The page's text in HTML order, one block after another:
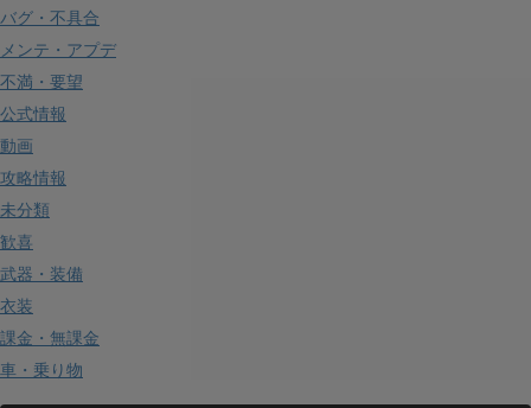
バグ・不具合
メンテ・アプデ
不満・要望
公式情報
動画
攻略情報
未分類
歓喜
武器・装備
衣装
課金・無課金
車・乗り物